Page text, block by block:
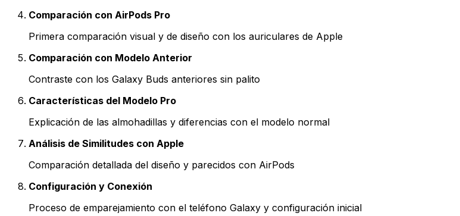
Comparación con AirPods Pro
Primera comparación visual y de diseño con los auriculares de Apple
Comparación con Modelo Anterior
Contraste con los Galaxy Buds anteriores sin palito
Características del Modelo Pro
Explicación de las almohadillas y diferencias con el modelo normal
Análisis de Similitudes con Apple
Comparación detallada del diseño y parecidos con AirPods
Configuración y Conexión
Proceso de emparejamiento con el teléfono Galaxy y configuración inicial